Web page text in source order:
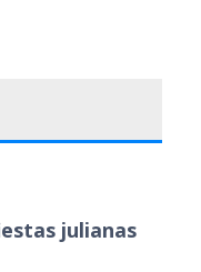
julianas